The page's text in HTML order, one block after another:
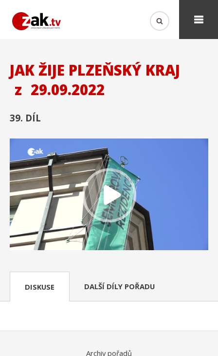
JAK ŽIJE PLZEŇSKÝ KRAJ
z 29.09.2022
39. DÍL
DISKUSE DALŠÍ DÍLY POŘADU
Archiv pořadů